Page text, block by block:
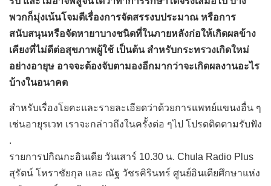
พวกก็มุ่งเน้นโจมตีเรื่องการจัดสรรงบประมาณ หรือการ
สนับสนุนหรือจัดหายาบางชนิดที่ในภายหลังก่อให้เกิดผลข้าง
เคียงที่ไม่ดีต่อสุขภาพผู้ใช้ เป็นต้น สำหรับกระทรวงเกิดใหม่
อย่างอายุษ อาจจะต้องจับตามองอีกมากว่าจะเกิดผลงานอะไร
บ้างในอนาคต
สำหรับเรื่องโยคะและรายละเอียดว่าด้วยการแพทย์แขนงอื่น ๆ
เช่นอายุรเวท เราจะกล่าวถึงในครั้งต่อ ๆไป โปรดติดตามรับฟัง
.
รายการปกิณกะอินเดีย วันเสาร์ 10.30 น. Chula Radio Plus
สุรัตน์ โหราชัยกุล และ ณัฐ วัชรคิรินทร์ ศูนย์อินเดียศึกษาแห่ง